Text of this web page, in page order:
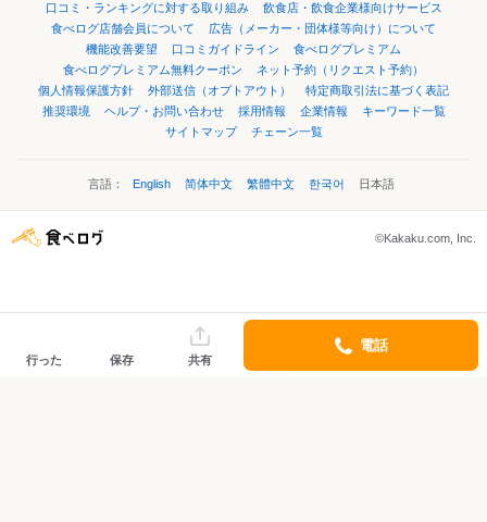
口コミ・ランキングに対する取り組み
飲食店・飲食企業様向けサービス
食べログ店舗会員について
広告（メーカー・団体様等向け）について
機能改善要望
口コミガイドライン
食べログプレミアム
食べログプレミアム無料クーポン
ネット予約（リクエスト予約）
個人情報保護方針
外部送信（オプトアウト）
特定商取引法に基づく表記
推奨環境
ヘルプ・お問い合わせ 採用情報 企業情報
キーワード一覧
サイトマップ
チェーン一覧
言語： English 简体中文 繁體中文 한국어 日本語
©Kakaku.com, Inc.
行った 保存 共有
電話